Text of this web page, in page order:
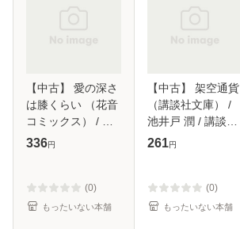
【中古】 愛の深さ
は膝くらい （花音
コミックス） / 依
田 沙江美 / 芳文社
336円
(0)
もったいない本舗
【中古】 架空通貨
（講談社文庫） /
池井戸 潤 / 講談社
[文庫]【メール便送
261円
(0)
もったいない本舗